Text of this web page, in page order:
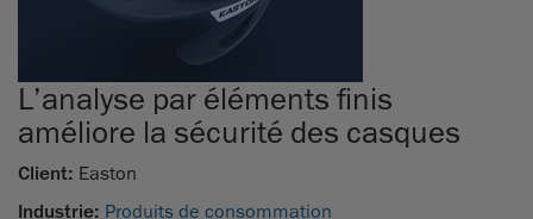
L’analyse par éléments finis
améliore la sécurité des casques
Client: Easton
Industrie: Produits de consommation